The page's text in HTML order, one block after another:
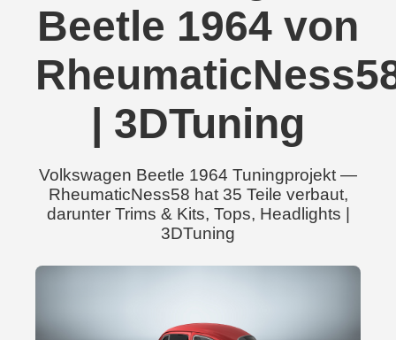
Beetle 1964 von
| 3DTuning
Volkswagen Beetle 1964 Tuningprojekt —
RheumaticNess58 hat 35 Teile verbaut,
darunter Trims & Kits, Tops, Headlights |
3DTuning